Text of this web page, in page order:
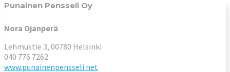
Punainen Pensseli Oy
Nora Ojanperä
Lehmustie 3, 00780 Helsinki
040 776 7262
www.punainenpensseli.net